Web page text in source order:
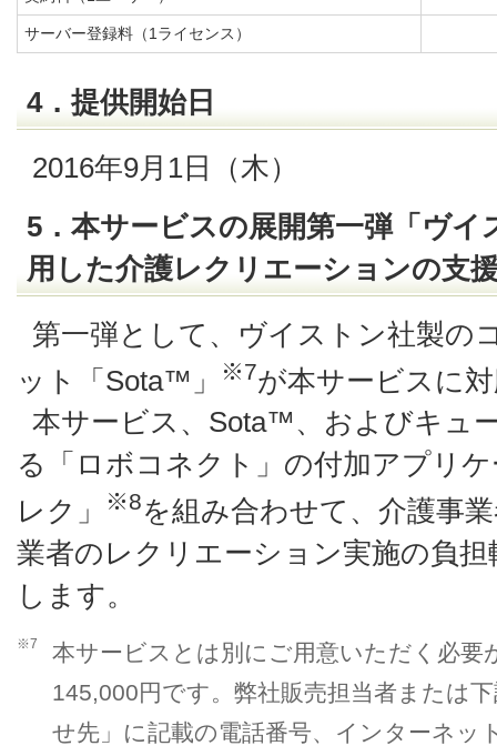
サーバー登録料（1ライセンス）
4．提供開始日
2016年9月1日（木）
5．本サービスの展開第一弾「ヴ
用した介護レクリエーションの支
第一弾として、ヴイストン社製の
ット「Sota™」
※7が本サービスに
本サービス、Sota™、およびキュ
る「ロボコネクト」の付加アプリ
レク」
※8を組み合わせて、介護事
業者のレクリエーション実施の負
します。
※7
本サービスとは別にご用意いただく必要
145,000円です。弊社販売担当者または
せ先」に記載の電話番号、インターネッ